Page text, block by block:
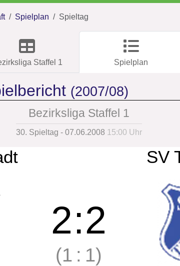
Spielplan Spieltag
Staffel 1 Spielplan
(2007/08)
Bezirksliga Staffel 1
30. Spieltag - 07.06.2008 15:00 Uhr
SV
2:2
(1 : 1)